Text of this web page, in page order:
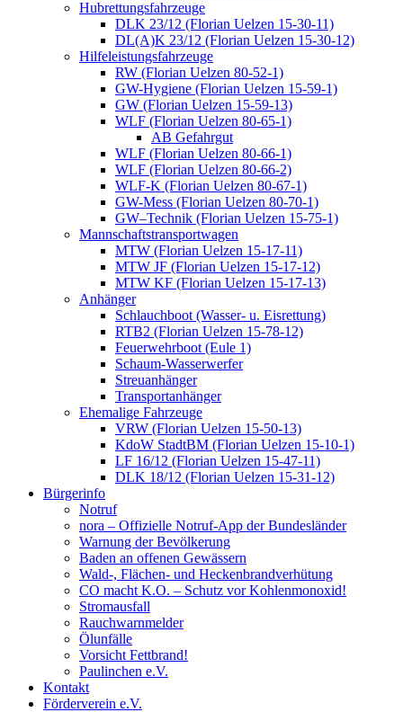
Hubrettungsfahrzeuge
DLK 23/12 (Florian Uelzen 15-30-11)
DL(A)K 23/12 (Florian Uelzen 15-30-12)
Hilfeleistungsfahrzeuge
RW (Florian Uelzen 80-52-1)
GW-Hygiene (Florian Uelzen 15-59-1)
GW (Florian Uelzen 15-59-13)
WLF (Florian Uelzen 80-65-1)
AB Gefahrgut
WLF (Florian Uelzen 80-66-1)
WLF (Florian Uelzen 80-66-2)
WLF-K (Florian Uelzen 80-67-1)
GW-Mess (Florian Uelzen 80-70-1)
GW–Technik (Florian Uelzen 15-75-1)
Mannschaftstransportwagen
MTW (Florian Uelzen 15-17-11)
MTW JF (Florian Uelzen 15-17-12)
MTW KF (Florian Uelzen 15-17-13)
Anhänger
Schlauchboot (Wasser- u. Eisrettung)
RTB2 (Florian Uelzen 15-78-12)
Feuerwehrboot (Eule 1)
Schaum-Wasserwerfer
Streuanhänger
Transportanhänger
Ehemalige Fahrzeuge
VRW (Florian Uelzen 15-50-13)
KdoW StadtBM (Florian Uelzen 15-10-1)
LF 16/12 (Florian Uelzen 15-47-11)
DLK 18/12 (Florian Uelzen 15-31-12)
Bürgerinfo
Notruf
nora – Offizielle Notruf-App der Bundesländer
Warnung der Bevölkerung
Baden an offenen Gewässern
Wald-, Flächen- und Heckenbrandverhütung
CO macht K.O. – Schutz vor Kohlenmonoxid!
Stromausfall
Rauchwarnmelder
Ölunfälle
Vorsicht Fettbrand!
Paulinchen e.V.
Kontakt
Förderverein e.V.